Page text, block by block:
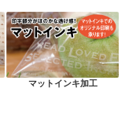
マットインキ加工